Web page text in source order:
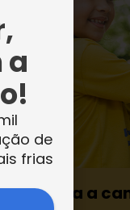
Vista a
a
de
frias